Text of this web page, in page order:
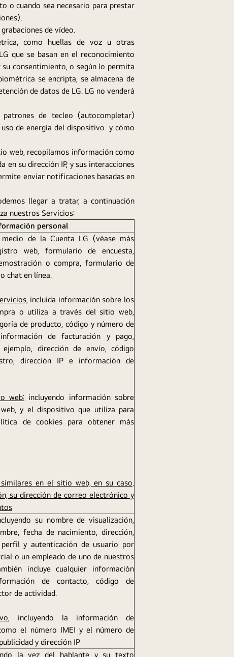
o cuando sea necesario para prestar
de vídeo.
como huellas de voz u otras
que se basan en el reconocimiento
consentimiento, o según lo permita
se encripta, se almacena de
de datos de LG. LG no venderá
de tecleo (autocompletar)
de energía del dispositivo y cómo
web, recopilamos información como
en su dirección IP, y sus interacciones
enviar notificaciones basadas en
llegar a tratar, a continuación
nuestros Servicios:
personal
de la Cuenta LG (véase más
web, formulario de encuesta,
o compra, formulario de
chat en línea.
incluida información sobre los
o utiliza a través del sitio web,
de producto, código y número de
de facturación y pago,
dirección de envío, código
dirección IP e información de
web: incluyendo información sobre
y el dispositivo que utiliza para
de cookies para obtener más
en el sitio web, en su caso,
su dirección de correo electrónico y
su nombre de visualización,
fecha de nacimiento, dirección,
y autenticación de usuario por
o un empleado de uno de nuestros
incluye cualquier información
de contacto, código de
de actividad.
, incluyendo la información de
el número IMEI y el número de
y dirección IP
la vez del hablante y su texto